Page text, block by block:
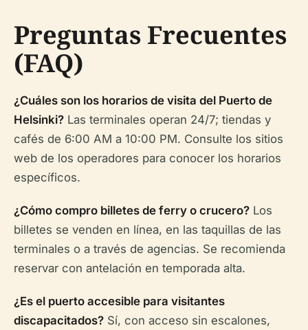
Preguntas Frecuentes
(FAQ)
¿Cuáles son los horarios de visita del Puerto de
Helsinki? Las terminales operan 24/7; tiendas y
cafés de 6:00 AM a 10:00 PM. Consulte los sitios
web de los operadores para conocer los horarios
específicos.
¿Cómo compro billetes de ferry o crucero? Los
billetes se venden en línea, en las taquillas de las
terminales o a través de agencias. Se recomienda
reservar con antelación en temporada alta.
¿Es el puerto accesible para visitantes
discapacitados? Sí, con acceso sin escalones,